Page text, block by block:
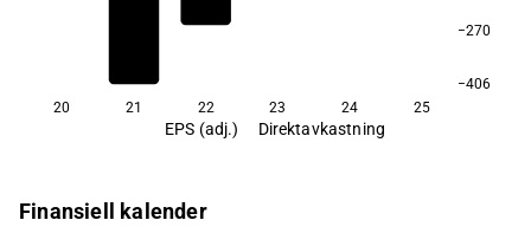
−270
−406
20
21 22 23 24 25
EPS (adj.) Direktavkastning
Finansiell kalender